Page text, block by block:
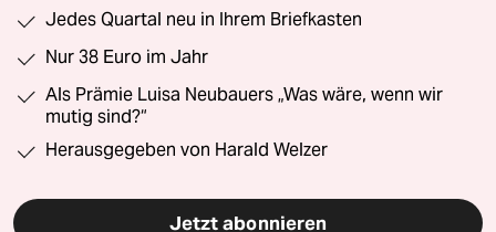
Jedes Quartal neu in Ihrem Briefkasten
Nur 38 Euro im Jahr
Als Prämie Luisa Neubauers „Was wäre, wenn wir
mutig sind?“
Herausgegeben von Harald Welzer
Jetzt abonnieren